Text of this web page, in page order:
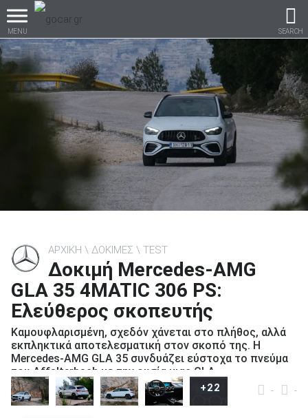
MENU SEARCH
Βρες τα πάντα για το
αυτοκίνητο!
βρες το!
Καινούρια
ΑΝΑΖΗΤΗΣΗ
ΑΡΧΙΚΗ ΔΟΚΙΜΕΣ TEST
Δοκιμή Mercedes-AMG
GLA 35 4MATIC 306 PS:
Ελεύθερος σκοπευτής
Καμουφλαρισμένη, σχεδόν χάνεται στο πλήθος, αλλά
εκπληκτικά αποτελεσματική στον σκοπό της. Η
Mercedes-AMG GLA 35 συνδυάζει εύστοχα το πνεύμα
του Affalterbach με την ουσία μιας GLA.
- -
Πέτρος Σηφαλάκης στις 03.04.2024 +22